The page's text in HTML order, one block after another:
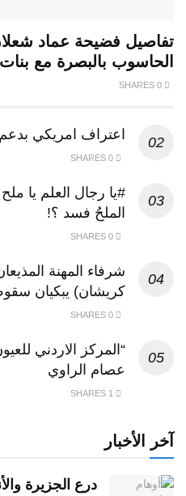
تفاصيل فضيحة عماد
الحاسوب بالبصرة مع بنات
اعتراف امريكي بدعم
#يا رجال العلم يا
الملحُ فسد ؟!
شرفاء المهنة
كريشان) يبكيان
“المركز الاردني
عصام الراوي
آخر الأخبار
درع الجزيرة